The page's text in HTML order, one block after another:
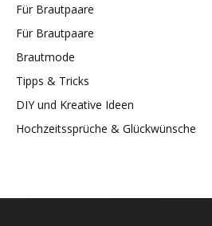
Für Brautpaare
Für Brautpaare
Brautmode
Tipps & Tricks
DIY und Kreative Ideen
Hochzeitssprüche & Glückwünsche